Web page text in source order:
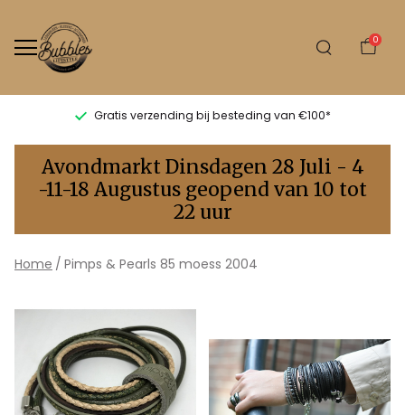
0
Gratis verzending bij besteding van €100*
85
moess
2004
-
Bubbles
Sluis
Avondmarkt Dinsdagen 28 Juli - 4
-11-18 Augustus geopend van 10 tot
22 uur
Home Pimps & Pearls 85 moess 2004